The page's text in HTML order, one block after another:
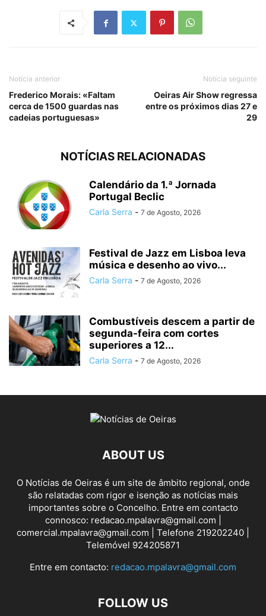
Notícia anterior
Frederico Morais: «Faltam
cerca de 1500 guardas nas
cadeias portuguesas»
Notícia seguinte
Oeiras Air Show regressa
entre os próximos dias 27 e
29
NOTÍCIAS RELACIONADAS
Calendário da 1.ª Jornada
Portugal Beclic
Carla Serra - 7 de Agosto, 2026
Festival de Jazz em Lisboa leva
música e desenho ao vivo...
Carla Serra - 7 de Agosto, 2026
Combustíveis descem a partir de
segunda-feira com cortes
superiores a 12...
Carla Serra - 7 de Agosto, 2026
ABOUT US
O Notícias de Oeiras é um site de âmbito regional, onde
são relatadas com rigor e isenção as notícias mais
importantes sobre o Concelho. Entre em contacto
connosco: redacao.mpalavra@gmail.com |
comercial.mpalavra@gmail.com | Telefone 219202240 |
Telemóvel 924205871
Entre em contacto: redacao.mpalavra@gmail.com
FOLLOW US